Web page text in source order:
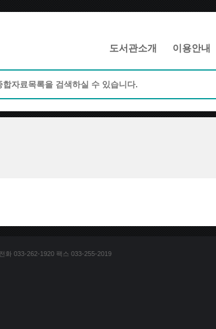
도서관소개 이용안내
화 033-262-1920 팩스 033-255-2019